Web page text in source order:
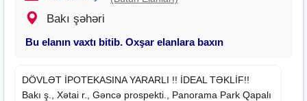
Bakı şəhəri
Bu elanın vaxtı bitib. Oxşar elanlara baxın
DÖVLƏT İPOTEKASINA YARARLI !! İDEAL TƏKLİF!!
Bakı ş., Xətai r., Gəncə prospekti., Panorama Park Qapalı